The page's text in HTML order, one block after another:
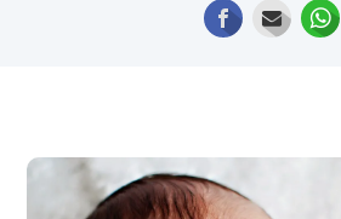
Facebook
E-mail